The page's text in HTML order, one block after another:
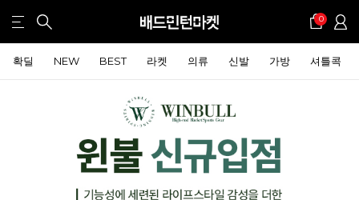
0
확딜 NEW BEST 라켓 의류 신발 가방 셔틀콕